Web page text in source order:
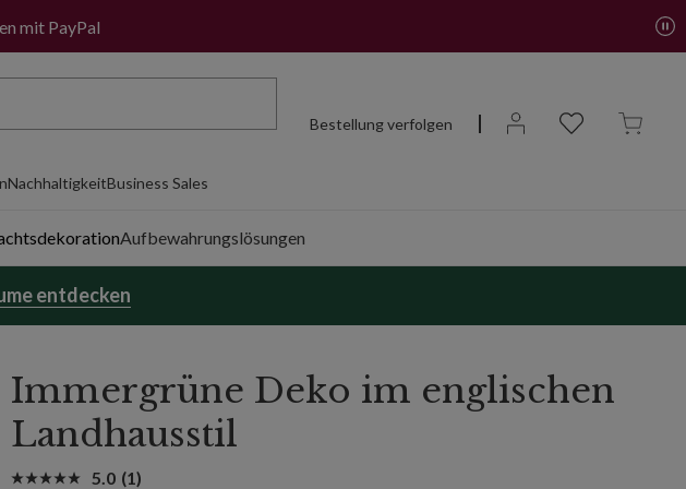
mit PayPal
Bestellung verfolgen
NachhaltigkeitBusiness Sales
Aufbewahrungslösungen
entdecken
Immergrüne Deko im englischen
Landhausstil
5.0 (1)